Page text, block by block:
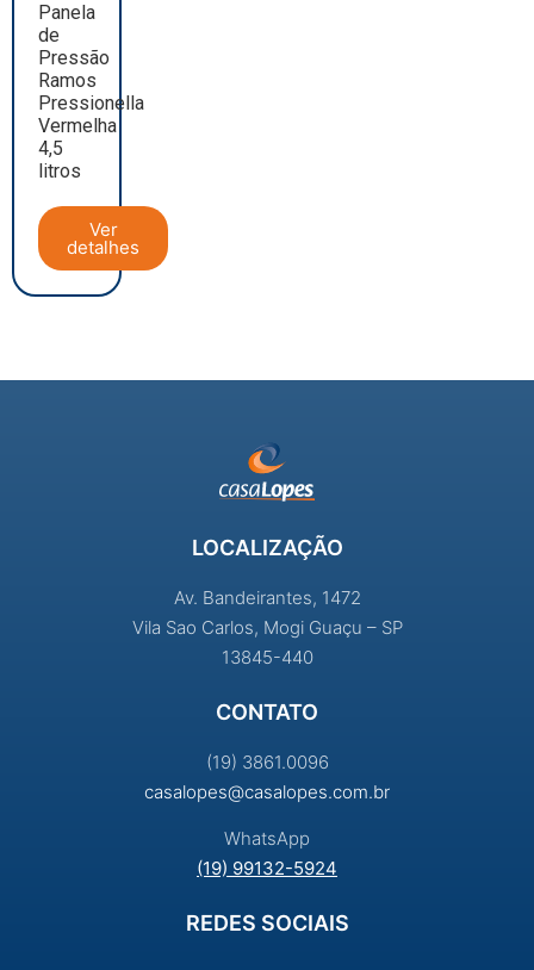
Panela
de
Pressão
Ramos
Pressionella
Vermelha
4,5
litros
Ver
detalhes
LOCALIZAÇÃO
Av. Bandeirantes, 1472
Vila Sao Carlos, Mogi Guaçu – SP
13845-440
CONTATO
(19) 3861.0096
casalopes@casalopes.com.br
WhatsApp
(19) 99132-5924
REDES SOCIAIS